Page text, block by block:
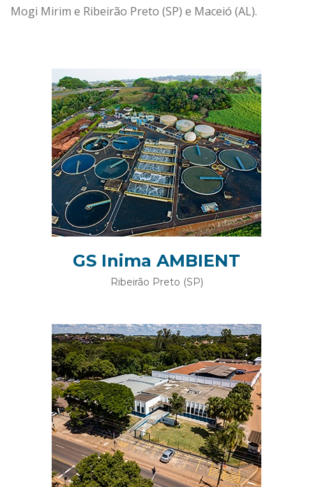
Mogi Mirim e Ribeirão Preto (SP) e Maceió (AL).
GS Inima AMBIENT
Ribeirão Preto (SP)